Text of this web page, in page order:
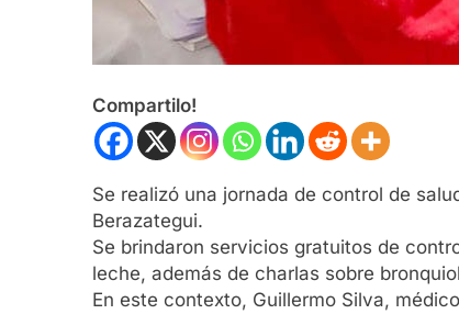
Compartilo!
Se realizó una jornada de control de
Berazategui.
Se brindaron servicios gratuitos de
leche, además de charlas sobre
En este contexto, Guillermo Silva,